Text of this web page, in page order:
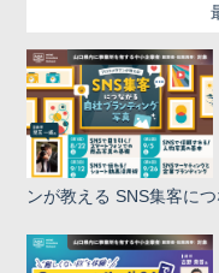
ンが教える SNS集客に